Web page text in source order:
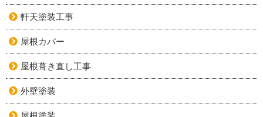
軒天塗装工事
屋根カバー
屋根葺き直し工事
外壁塗装